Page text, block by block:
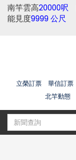
南竿雲高20000呎
能見度9999 公尺
立榮訂票 華信訂票
北竿動態